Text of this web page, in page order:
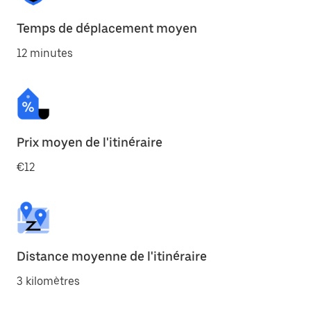
Temps de déplacement moyen
12 minutes
Prix moyen de l'itinéraire
€12
Distance moyenne de l'itinéraire
3 kilomètres